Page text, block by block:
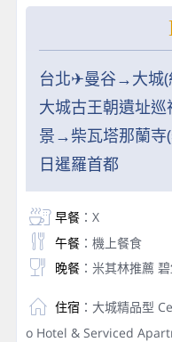
台北✈曼谷→大城
大城古王朝遺址
景→柴瓦塔那蘭寺
日暹羅首都
早餐：X
午餐：機上餐食
晚餐：米其林推薦
住宿 ：大城精品型
o Hotel & Serviced